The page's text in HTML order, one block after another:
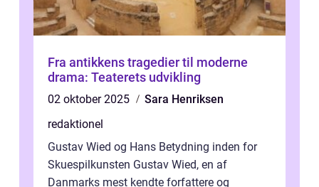
Fra antikkens tragedier til moderne
drama: Teaterets udvikling
02 oktober 2025
Sara Henriksen
redaktionel
Gustav Wied og Hans Betydning inden for
Skuespilkunsten Gustav Wied, en af
Danmarks mest kendte forfattere og